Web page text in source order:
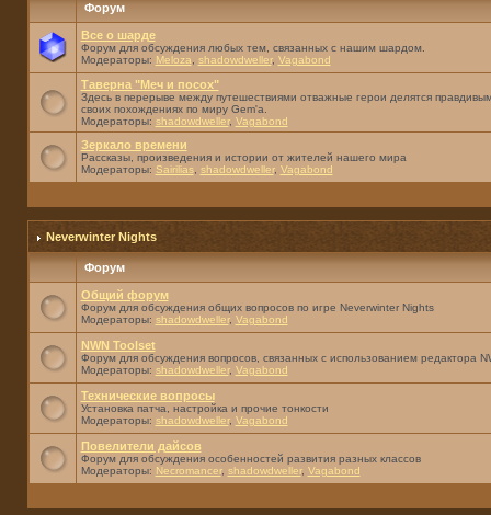
Форум
Все о шарде
Форум для обсуждения любых тем, связанных с нашим шардом.
Модераторы: Meloza shadowdweller, Vagabond
Таверна "Меч и посох"
Здесь в перерыве между путешествиями отважные герои делятся
своих похождениях по миру Gem'а.
Модераторы: shadowdweller, Vagabond
Зеркало времени
Рассказы, произведения и истории от жителей нашего мира
Модераторы: Sairilias, shadowdweller, Vagabond
Neverwinter Nights
Форум
Общий форум
Форум для обсуждения общих вопросов по игре Neverwinter Nights
Модераторы: shadowdweller, Vagabond
NWN Toolset
Форум для обсуждения вопросов, связанных с использованием редактора
Модераторы: shadowdweller, Vagabond
Технические вопросы
Установка патча, настройка и прочие тонкости
Модераторы: shadowdweller, Vagabond
Повелители дайсов
Форум для обсуждения особенностей развития разных классов
Модераторы: Necromancer, shadowdweller, Vagabond